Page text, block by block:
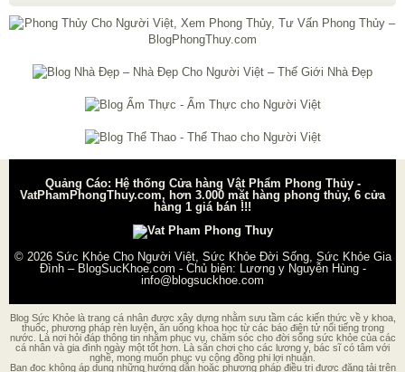
Quảng Cáo: Hệ thống Cửa hàng Vật Phẩm Phong Thủy -
VatPhamPhongThuy.com, hơn 3.000 mặt hàng phong thủy, 6 cửa
hàng 1 giá bán !!!
© 2026 Sức Khỏe Cho Người Việt, Sức Khỏe Đời Sống, Sức Khỏe Gia
Đình – BlogSucKhoe.com - Chủ biên: Lương y Nguyễn Hùng-
info@blogsuckhoe.com
Blog Sức Khỏe là trang cá nhân được xây dựng nhằm sưu tầm các kiến thức về y khoa,
thuốc, phương pháp rèn luyện, ăn uống khoa học từ các báo điện tử nổi tiếng trong
nước. Là nơi hỏi đáp thông tin nhằm phục vụ, chăm sóc cho đời sống sức khỏe của các
cá nhân và gia đình ngày một tốt hơn. Là sân chơi cho các lương y, bác sĩ có tâm với
nghề, mong muốn phục vụ cộng đồng phi lợi nhuận.
Bạn đọc không áp dụng những hướng dẫn hoặc phương pháp điều trị được đăng tải trên